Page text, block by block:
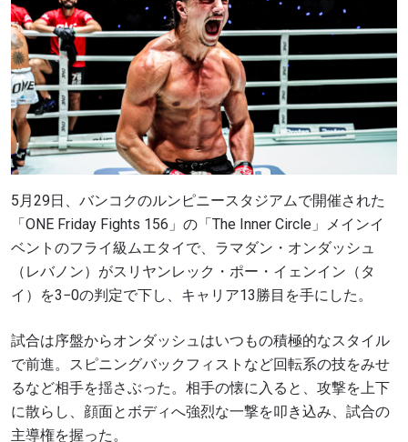
5月29日、バンコクのルンピニースタジアムで開催された
「ONE Friday Fights 156」の「The Inner Circle」メインイ
ベントのフライ級ムエタイで、ラマダン・オンダッシュ
（レバノン）がスリヤンレック・ポー・イェンイン（タ
イ）を3−0の判定で下し、キャリア13勝目を手にした。
試合は序盤からオンダッシュはいつもの積極的なスタイル
で前進。スピニングバックフィストなど回転系の技をみせ
るなど相手を揺さぶった。相手の懐に入ると、攻撃を上下
に散らし、顔面とボディへ強烈な一撃を叩き込み、試合の
主導権を握った。